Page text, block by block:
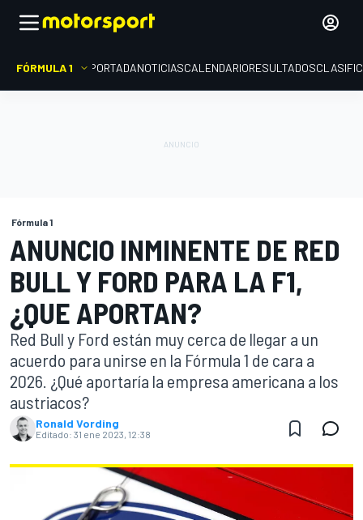
FÓRMULA 1 PORTADANOTICIASCALENDARIORESULTADOS
Fórmula 1
ANUNCIO INMINENTE DE RED
BULL Y FORD PARA LA F1,
¿QUE APORTAN?
Red Bull y Ford están muy cerca de llegar a un
acuerdo para unirse en la Fórmula 1 de cara a
2026. ¿Qué aportaría la empresa americana a los
austriacos?
Ronald Vording
Editado: 31 ene 2023, 12:38